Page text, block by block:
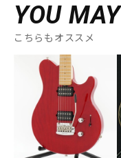
YOU
こちらもオススメ